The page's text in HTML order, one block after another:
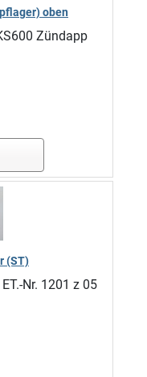
oben
Zündapp
(ST)
Nr. 1201 z 05